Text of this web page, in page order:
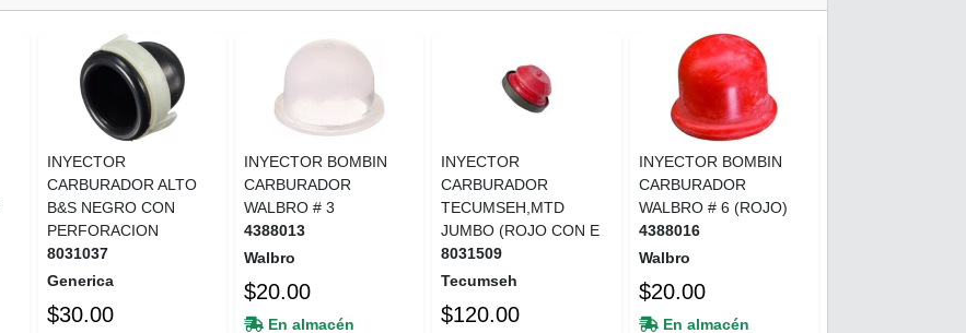
INYECTOR
CARBURADOR ALTO
B&S NEGRO CON
PERFORACION
8031037
Generica
$30.00
INYECTOR BOMBIN
CARBURADOR
WALBRO # 3
4388013
Walbro
$20.00
En almacén
INYECTOR
CARBURADOR
TECUMSEH,MTD
JUMBO (ROJO CON E
8031509
Tecumseh
$120.00
INYECTOR BOMBIN
CARBURADOR
WALBRO # 6 (ROJO)
4388016
Walbro
$20.00
En almacén